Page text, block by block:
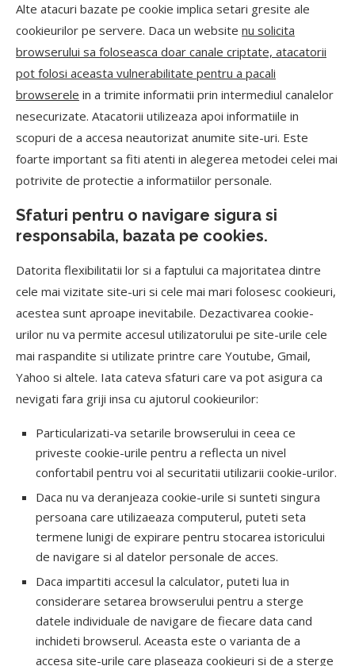
Alte atacuri bazate pe cookie implica setari gresite ale
cookieurilor pe servere. Daca un website nu solicita
browserului sa foloseasca doar canale criptate, atacatorii
pot folosi aceasta vulnerabilitate pentru a pacali
browserele in a trimite informatii prin intermediul canalelor
nesecurizate. Atacatorii utilizeaza apoi informatiile in
scopuri de a accesa neautorizat anumite site-uri. Este
foarte important sa fiti atenti in alegerea metodei celei mai
potrivite de protectie a informatiilor personale.
Sfaturi pentru o navigare sigura si
responsabila, bazata pe cookies.
Datorita flexibilitatii lor si a faptului ca majoritatea dintre
cele mai vizitate site-uri si cele mai mari folosesc cookieuri,
acestea sunt aproape inevitabile. Dezactivarea cookie-
urilor nu va permite accesul utilizatorului pe site-urile cele
mai raspandite si utilizate printre care Youtube, Gmail,
Yahoo si altele. Iata cateva sfaturi care va pot asigura ca
nevigati fara griji insa cu ajutorul cookieurilor:
Particularizati-va setarile browserului in ceea ce
priveste cookie-urile pentru a reflecta un nivel
confortabil pentru voi al securitatii utilizarii cookie-urilor.
Daca nu va deranjeaza cookie-urile si sunteti singura
persoana care utilizaeaza computerul, puteti seta
termene lunigi de expirare pentru stocarea istoricului
de navigare si al datelor personale de acces.
Daca impartiti accesul la calculator, puteti lua in
considerare setarea browserului pentru a sterge
datele individuale de navigare de fiecare data cand
inchideti browserul. Aceasta este o varianta de a
accesa site-urile care plaseaza cookieuri si de a sterge